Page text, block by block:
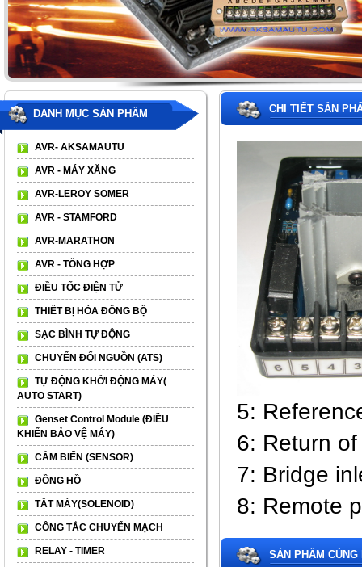
DANH MỤC SẢN PHẨM
AVR- AKSAMAUTU
AVR - MÁY XĂNG
AVR-LEROY SOMER
AVR - STAMFORD
AVR-MARATHON
AVR - TỔNG HỢP
ĐIỀU TỐC ĐIỆN TỬ
THIẾT BỊ HÒA ĐỒNG BỘ
SẠC BÌNH TỰ ĐỘNG
CHUYỂN ĐỔI NGUỒN (ATS)
TỰ ĐỘNG KHỞI ĐỘNG MÁY(
AUTO START)
Genset Control Module (ĐIỀU
KHIỂN BẢO VỆ MÁY)
CẢM BIẾN (SENSOR)
ĐỒNG HỒ
TẮT MÁY(SOLENOID)
CÔNG TẮC CHUYỂN MẠCH
RELAY - TIMER
CHI TIẾT SẢN
5:
6: Return
7: Bridge
8: Remote
SẢN PHẨM CÙNG